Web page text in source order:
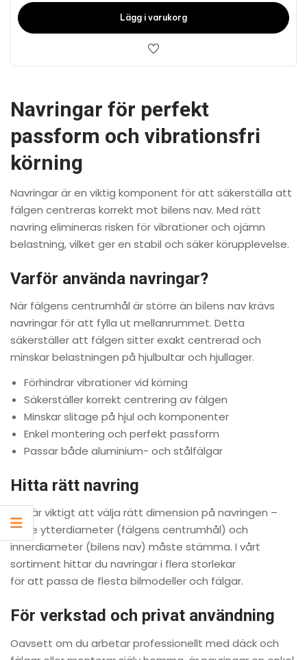
Lägg i varukorg
Navringar för perfekt
passform och vibrationsfri
körning
Navringar är en viktig komponent för att säkerställa att
fälgen centreras korrekt mot bilens nav. Med rätt
navring elimineras risken för vibrationer och ojämn
belastning, vilket ger en stabil och säker körupplevelse.
Varför använda navringar?
När fälgens centrumhål är större än bilens nav krävs
navringar för att fylla ut mellanrummet. Detta
säkerställer att fälgen sitter exakt centrerad och
minskar belastningen på hjulbultar och hjullager.
Förhindrar vibrationer vid körning
Säkerställer korrekt centrering av fälgen
Minskar slitage på hjul och komponenter
Enkel montering och perfekt passform
Passar både aluminium- och stålfälgar
Hitta rätt navring
Det är viktigt att välja rätt dimension på navringen –
både ytterdiameter (fälgens centrumhål) och
innerdiameter (bilens nav) måste stämma. I vårt
sortiment hittar du navringar i flera storlekar
för att passa de flesta bilmodeller och fälgar.
För verkstad och privat användning
Oavsett om du arbetar professionellt med däck och